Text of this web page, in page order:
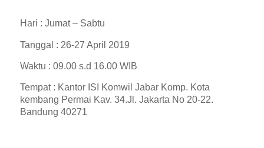
Hari : Jumat – Sabtu
Tanggal : 26-27 April 2019
Waktu : 09.00 s.d 16.00 WIB
Tempat : Kantor ISI Komwil Jabar Komp. Kota
kembang Permai Kav. 34.Jl. Jakarta No 20-22.
Bandung 40271